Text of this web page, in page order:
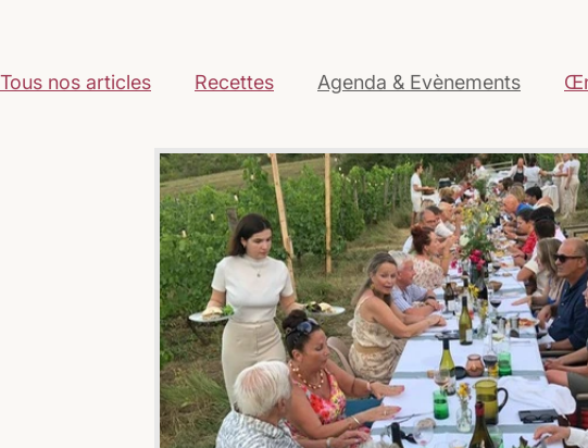
Tous nos articles Recettes Agenda & Evènements